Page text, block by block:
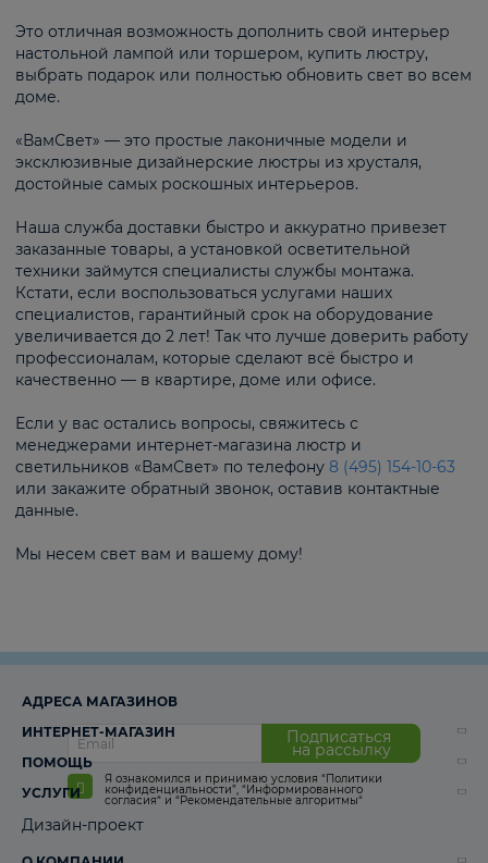
Это отличная возможность дополнить свой интерьер
настольной лампой или торшером, купить люстру,
выбрать подарок или полностью обновить свет во всем
доме.
«ВамСвет» — это простые лаконичные модели и
эксклюзивные дизайнерские люстры из хрусталя,
достойные самых роскошных интерьеров.
Наша служба доставки быстро и аккуратно привезет
заказанные товары, а установкой осветительной
техники займутся специалисты службы монтажа.
Кстати, если воспользоваться услугами наших
специалистов, гарантийный срок на оборудование
увеличивается до 2 лет! Так что лучше доверить работу
профессионалам, которые сделают всё быстро и
качественно — в квартире, доме или офисе.
Если у вас остались вопросы, свяжитесь с
менеджерами интернет-магазина люстр и
светильников «ВамСвет» по телефону 8 (495) 154-10-63
или закажите обратный звонок, оставив контактные
данные.
Мы несем свет вам и вашему дому!
Подписаться
на рассылку
Я ознакомился и принимаю условия “Политики
конфиденциальности”, “Информированного
согласия“ и “Рекомендательные алгоритмы“
АДРЕСА МАГАЗИНОВ
ИНТЕРНЕТ-МАГАЗИН
ПОМОЩЬ
УСЛУГИ
Дизайн-проект